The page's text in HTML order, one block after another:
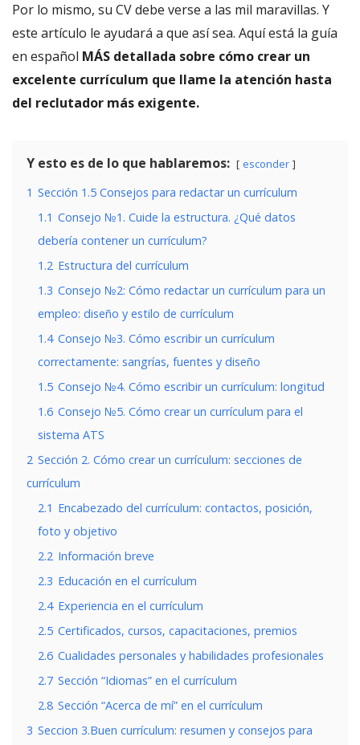
Por lo mismo, su CV debe verse a las mil maravillas. Y
este artículo le ayudará a que así sea. Aquí está la guía
en español MÁS detallada sobre cómo crear un
excelente currículum que llame la atención hasta
del reclutador más exigente.
Y esto es de lo que hablaremos: esconder
1 Sección 1.5 Consejos para redactar un currículum
1.1 Consejo №1. Cuide la estructura. ¿Qué datos
debería contener un currículum?
1.2 Estructura del currículum
1.3 Consejo №2: Cómo redactar un currículum para un
empleo: diseño y estilo de currículum
1.4 Consejo №3. Cómo escribir un currículum
correctamente: sangrías, fuentes y diseño
1.5 Consejo №4. Cómo escribir un currículum: longitud
1.6 Consejo №5. Cómo crear un currículum para el
sistema ATS
2 Sección 2. Cómo crear un currículum: secciones de
currículum
2.1 Encabezado del currículum: contactos, posición,
foto y objetivo
2.2 Información breve
2.3 Educación en el currículum
2.4 Experiencia en el currículum
2.5 Certificados, cursos, capacitaciones, premios
2.6 Cualidades personales y habilidades profesionales
2.7 Sección “Idiomas” en el currículum
2.8 Sección “Acerca de mí” en el currículum
3 Seccion 3.Buen currículum: resumen y consejos para